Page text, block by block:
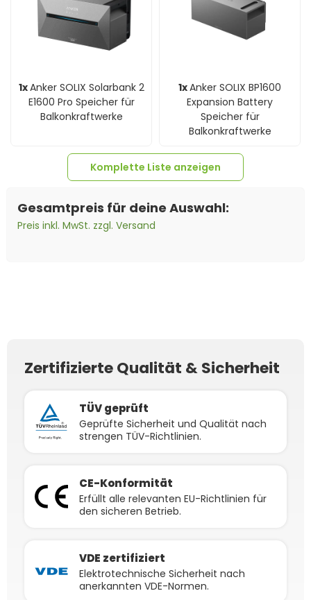
1xAnker SOLIX Solarbank 2
E1600 Pro Speicher für
Balkonkraftwerke
1xAnker SOLIX BP1600
Expansion Battery
Speicher für
Balkonkraftwerke
Komplette Liste anzeigen
Gesamtpreis für deine Auswahl:
Preis inkl. MwSt. zzgl. Versand
Zertifizierte Qualität & Sicherheit
TÜV geprüft
Geprüfte Sicherheit und Qualität nach
strengen TÜV-Richtlinien.
CE-Konformität
Erfüllt alle relevanten EU-Richtlinien für
den sicheren Betrieb.
VDE zertifiziert
Elektrotechnische Sicherheit nach
anerkannten VDE-Normen.